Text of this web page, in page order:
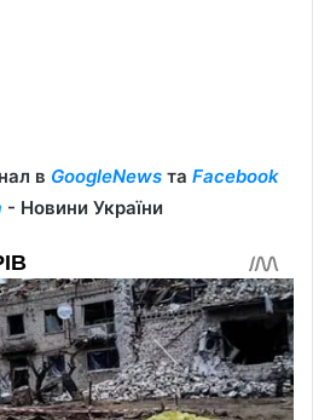
в GoogleNews та Facebook
- Новини України